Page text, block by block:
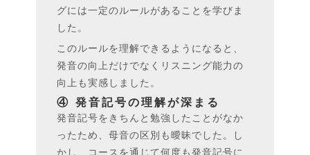
グには一定のルールがあることを学びま
した。
このルールを理解できるようになると、
発音の向上だけでなくリスニング能力の
向上も実感しました。
④ 発音記号の理解が深まる
発音記号をきちんと勉強したことがなか
ったため、母音の区別も曖昧でした。し
かし、コースを通じて何度も発音記号に